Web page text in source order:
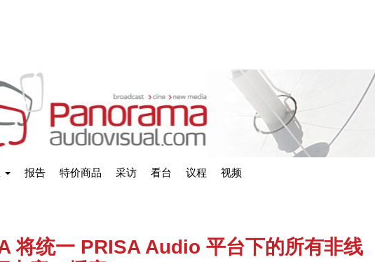
报告 特价商品 采访 看台 议程 视频
将统一 PRISA Audio 平台下的所有非线